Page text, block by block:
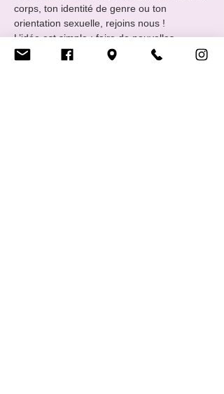
corps, ton identité de genre ou ton
orientation sexuelle, rejoins nous !
L’idée est simple : faire de nouvelles
rencontres dans un lieu safe. Ramènes